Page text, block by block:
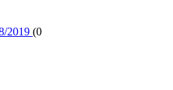
2019 (0